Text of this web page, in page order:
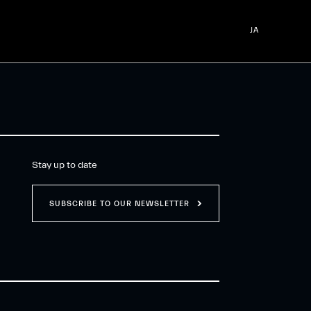
JA
Stay up to date
SUBSCRIBE TO OUR NEWSLETTER